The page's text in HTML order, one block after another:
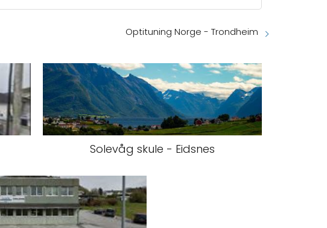
Optituning Norge - Trondheim
Solevåg skule - Eidsnes